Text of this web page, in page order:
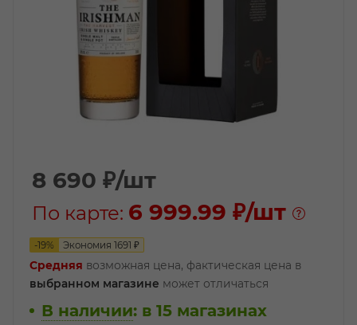
8 690 ₽/шт
По карте: 6 999.99 ₽/шт
-19% Экономия 1691 ₽
Средняя возможная цена, фактическая цена в
выбранном магазине может отличаться
В наличии: в 15 магазинах